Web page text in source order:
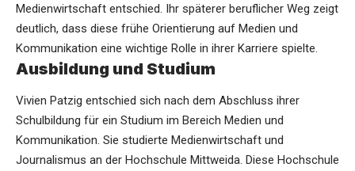
Medienwirtschaft entschied. Ihr späterer beruflicher Weg zeigt
deutlich, dass diese frühe Orientierung auf Medien und
Kommunikation eine wichtige Rolle in ihrer Karriere spielte.
Ausbildung und Studium
Vivien Patzig entschied sich nach dem Abschluss ihrer
Schulbildung für ein Studium im Bereich Medien und
Kommunikation. Sie studierte Medienwirtschaft und
Journalismus an der Hochschule Mittweida. Diese Hochschule